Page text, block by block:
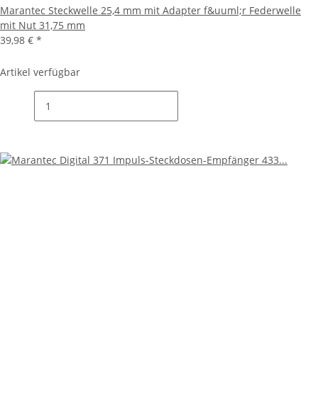
Marantec Steckwelle 25,4 mm mit Adapter f&uuml;r Federwelle
mit Nut 31,75 mm
39,98 € *
Artikel verfügbar